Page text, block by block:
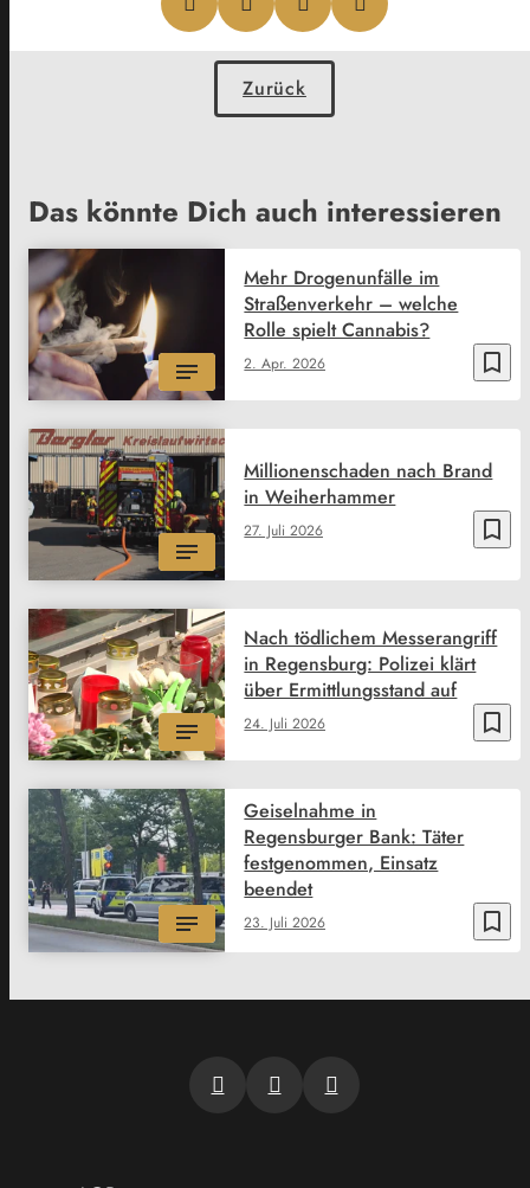
Zurück
Das könnte Dich auch interessieren
bookmark_border
2. Apr. 2026
Mehr Drogenunfälle im
Straßenverkehr – welche
Rolle spielt Cannabis?
bookmark_border
27. Juli 2026
Millionenschaden nach Brand
in Weiherhammer
bookmark_border
24. Juli 2026
Nach tödlichem Messerangriff
in Regensburg: Polizei klärt
über Ermittlungsstand auf
bookmark_border
23. Juli 2026
Geiselnahme in
Regensburger Bank: Täter
festgenommen, Einsatz
beendet